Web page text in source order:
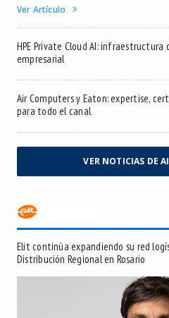
Ver Artículo
HPE Private Cloud AI:
empresarial
Air Computers y Eaton: expertise,
para todo el canal
VER NOTICIAS DE
Elit continúa expandiendo su red
Distribución Regional en Rosario